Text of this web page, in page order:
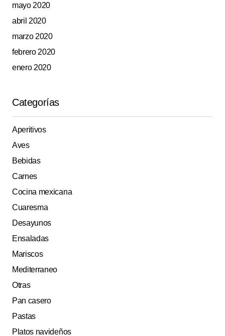
mayo 2020
abril 2020
marzo 2020
febrero 2020
enero 2020
Categorías
Aperitivos
Aves
Bebidas
Carnes
Cocina mexicana
Cuaresma
Desayunos
Ensaladas
Mariscos
Mediterraneo
Otras
Pan casero
Pastas
Platos navideños